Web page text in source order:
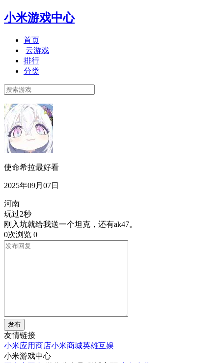
小米游戏中心
首页
云游戏
排行
分类
使命希拉最好看
2025年09月07日
河南
玩过2秒
刚入坑就给我送一个坦克，还有ak47。
0次浏览 0
发布
友情链接
小米应用商店小米商城英雄互娱
小米游戏中心